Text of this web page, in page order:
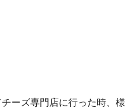
ーズ専門店に行った時、